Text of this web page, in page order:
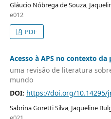
Gláucio Nóbrega de Souza,
e012
PDF
Acesso à APS no contexto da
uma revisão de literatura
mundo
DOI: https://doi.org/10.14295/
Sabrina Goretti Silva, Jaqueline